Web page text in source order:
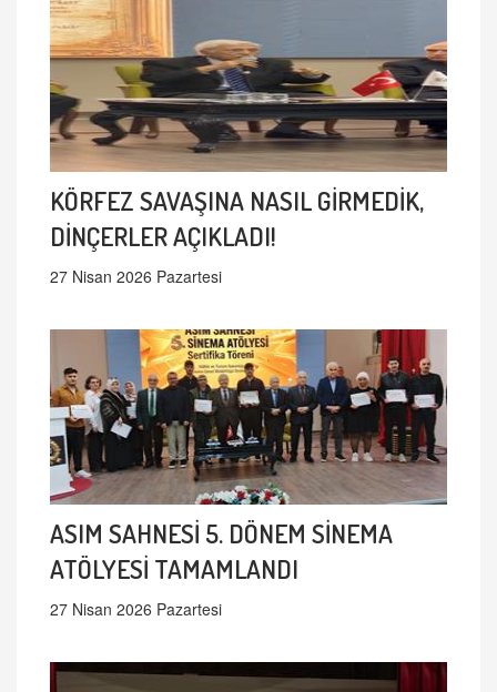
KÖRFEZ SAVAŞINA NASIL GİRMEDİK,
DİNÇERLER AÇIKLADI!
27 Nisan 2026 Pazartesi
ASIM SAHNESİ 5. DÖNEM SİNEMA
ATÖLYESİ TAMAMLANDI
27 Nisan 2026 Pazartesi